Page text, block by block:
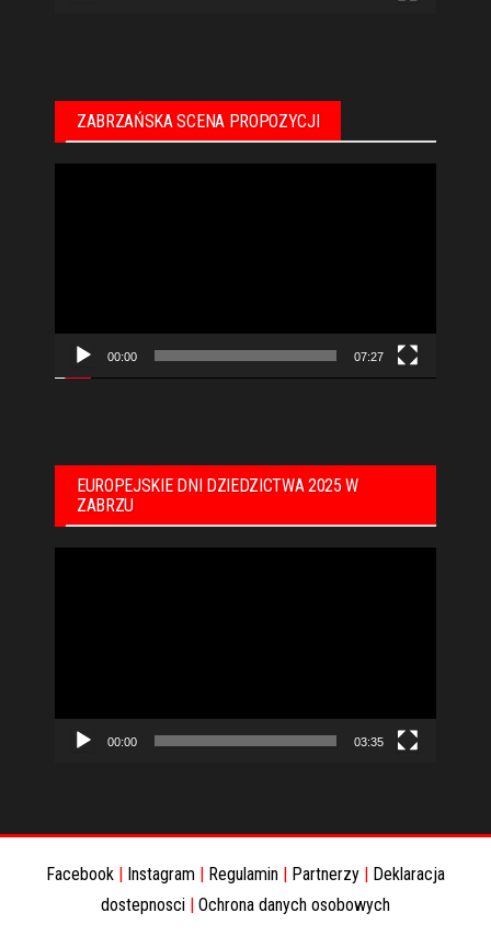
ZABRZAŃSKA SCENA PROPOZYCJI
00:00 07:27
EUROPEJSKIE DNI DZIEDZICTWA 2025 W
ZABRZU
00:00 03:35
Facebook | Instagram | Regulamin | Partnerzy | Deklaracja
dostepnosci | Ochrona danych osobowych